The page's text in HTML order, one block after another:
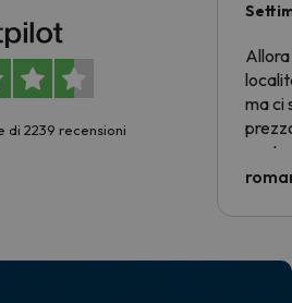
di 2239 recensioni
Allora
ma ci